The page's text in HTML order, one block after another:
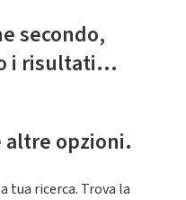
secondo,
i risultati...
altre opzioni.
ricerca. Trova la